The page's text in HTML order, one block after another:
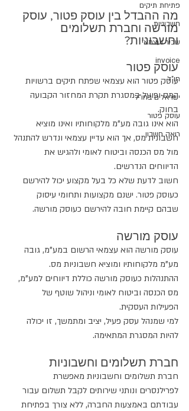
פתיחת תיקים
חשבוניות
שכיר ועצמאי
invoice
חו"ל
ישראלים בחו"ל
עוסק פטור
רואה חשבון
מה ההבדל בין עוסק פטור, עוסק
מורשה וחברת תשלומים
וחשבוניות?
עוסק פטור
עוסק פטור הוא עצמאי שפתח תיקים ברשויות
המס ופועל במסגרת תקרת המחזור הקבועה
בחוק.
הוא אינו גובה מע"מ מלקוחותיו ואינו מוציא
חשבונית מס, אך הוא עדיין עצמאי ונדרש להתנהל
מול מס הכנסה וביטוח לאומי ולהגיש את
הדיווחים הנדרשים.
חשוב לדעת שלא כל בעל מקצוע יכול להירשם
כעוסק פטור. ישנם מקצועות ותחומי עיסוק
שבהם קיימת חובה להירשם כעוסק מורשה.
עוסק מורשה
עוסק מורשה הוא עצמאי הרשום במע"מ, גובה
מע"מ מלקוחותיו ומוציא חשבוניות מס.
ההתנהלות כעוסק מורשה כוללת דיווחים למע"מ,
מס הכנסה וביטוח לאומי וניהול שוטף של
הפעילות העסקית.
למי שמנהל עסק פעיל, יציב ומתמשך, זו יכולה
להיות המסגרת המתאימה.
חברת תשלומים וחשבוניות
חברת תשלומים וחשבוניות מאפשרת
לפרילנסרים ונותני שירותים לקבל תשלום עבור
עבודתם באמצעות החברה, ללא צורך בפתיחת